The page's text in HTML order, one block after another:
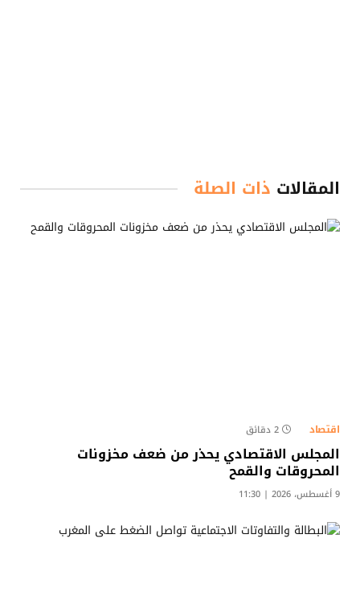
المقالات ذات الصلة
اقتصاد 2 دقائق
المجلس الاقتصادي يحذر من ضعف مخزونات
المحروقات والقمح
9 أغسطس، 2026 | 11:30